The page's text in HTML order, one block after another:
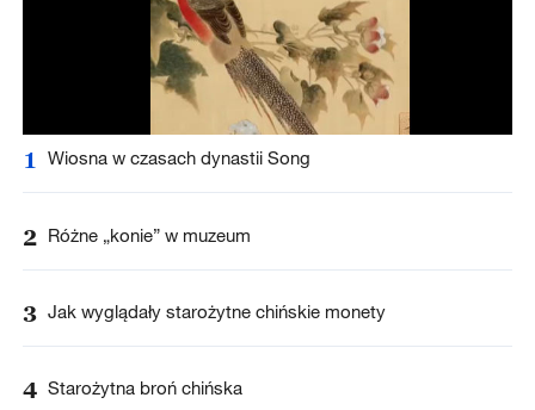
1 Wiosna w czasach dynastii Song
2 Różne „konie” w muzeum
3 Jak wyglądały starożytne chińskie monety
4 Starożytna broń chińska